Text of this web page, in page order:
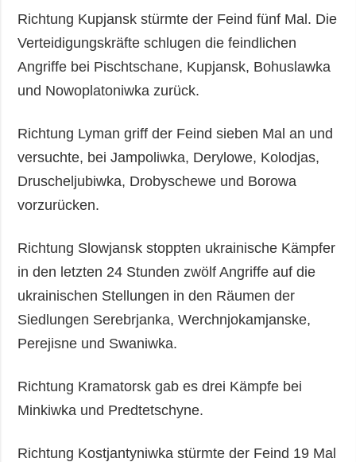
Richtung Kupjansk stürmte der Feind fünf Mal. Die
Verteidigungskräfte schlugen die feindlichen
Angriffe bei Pischtschane, Kupjansk, Bohuslawka
und Nowoplatoniwka zurück.
Richtung Lyman griff der Feind sieben Mal an und
versuchte, bei Jampoliwka, Derylowe, Kolodjas,
Druscheljubiwka, Drobyschewe und Borowa
vorzurücken.
Richtung Slowjansk stoppten ukrainische Kämpfer
in den letzten 24 Stunden zwölf Angriffe auf die
ukrainischen Stellungen in den Räumen der
Siedlungen Serebrjanka, Werchnjokamjanske,
Perejisne und Swaniwka.
Richtung Kramatorsk gab es drei Kämpfe bei
Minkiwka und Predtetschyne.
Richtung Kostjantyniwka stürmte der Feind 19 Mal